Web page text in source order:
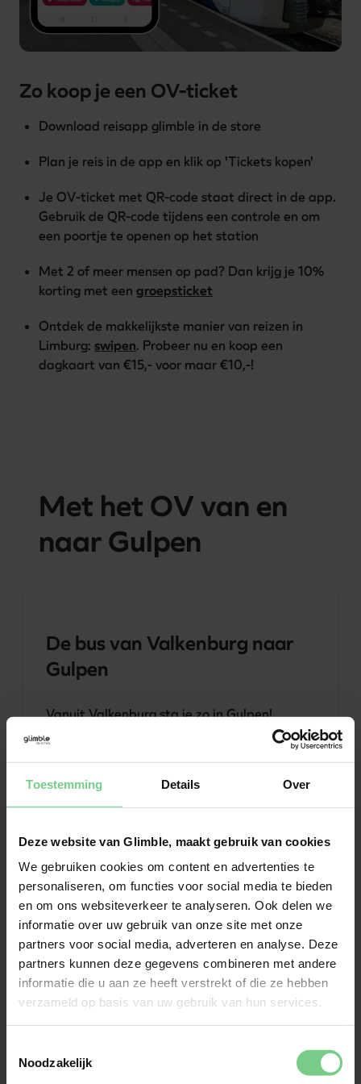
Toestemming Details Over
Deze website van Glimble, maakt gebruik van cookies
We gebruiken cookies om content en advertenties te
personaliseren, om functies voor social media te bieden
en om ons websiteverkeer te analyseren. Ook delen we
informatie over uw gebruik van onze site met onze
partners voor social media, adverteren en analyse. Deze
partners kunnen deze gegevens combineren met andere
informatie die u aan ze heeft verstrekt of die ze hebben
verzameld op basis van uw gebruik van hun services.
Noodzakelijk
Zo koop je een OV-ticket
Download reisapp glimble in de store
Plan je reis in de app en klik op 'Tickets kopen'
Je OV-ticket met QR-code staat direct in de app.
Gebruik de QR-code tijdens een controle en om
een poortje te openen op het station
Met 2 of meer mensen op pad? Dan krijg je 10%
korting met een groepsticket
Ontdek de makkelijkste manier van reizen in
Limburg: swipen. Probeer nu en koop een
dagkaart van €15,- voor maar €10,-!
Met het OV van en
naar Gulpen
De bus van Valkenburg naar
Gulpen
Vanuit Valkenburg sta je zo in Gulpen!
Hiervoor neem je bus 54 en na 20 minuten
stap je uit in het centrum van Gulpen, op de
persoon enkele reis.
De bus van Maastricht naar
Gulpen
Met buslijn 350 reis je vanuit Maastricht
rechtstreeks naar Gulpen. Stap in op het
station in Maastricht en stap in Gulpen weer
uit na een klein halfuurtje. Je busticket kost
€4,28 per persoon enkele reis.